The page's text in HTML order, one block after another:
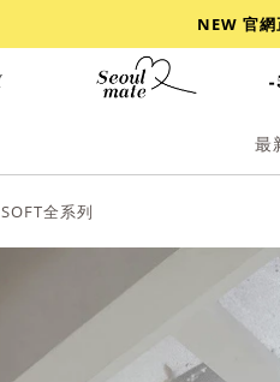
NEW 官
最
洋裝 舒芙蕾
SOFT全系列